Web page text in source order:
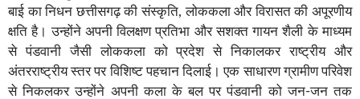
बाई का निधन छत्तीसगढ़ की संस्कृति, लोककला और विरासत की अपूरणीय
क्षति है। उन्होंने अपनी विलक्षण प्रतिभा और सशक्त गायन शैली के माध्यम
से पंडवानी जैसी लोककला को प्रदेश से निकालकर राष्ट्रीय और
अंतरराष्ट्रीय स्तर पर विशिष्ट पहचान दिलाई। एक साधारण ग्रामीण परिवेश
से निकलकर उन्होंने अपनी कला के बल पर पंडवानी को जन-जन तक